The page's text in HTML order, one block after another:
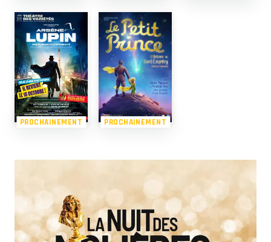
PROCHAINEMENT PROCHAINEMENT